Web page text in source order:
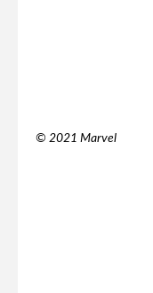
© 2021 Marvel